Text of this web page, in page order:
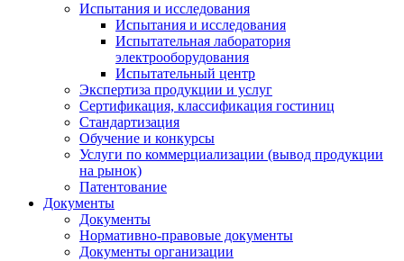
Испытания и исследования
Испытания и исследования
Испытательная лаборатория
электрооборудования
Испытательный центр
Экспертиза продукции и услуг
Сертификация, классификация гостиниц
Стандартизация
Обучение и конкурсы
Услуги по коммерциализации (вывод продукции
на рынок)
Патентование
Документы
Документы
Нормативно-правовые документы
Документы организации